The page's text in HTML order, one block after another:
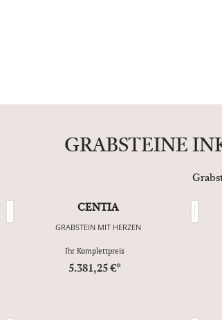
GRABSTEINE
CENTIA
GRABSTEIN MIT HERZEN
Ihr Komplettpreis
5.381,25 €*